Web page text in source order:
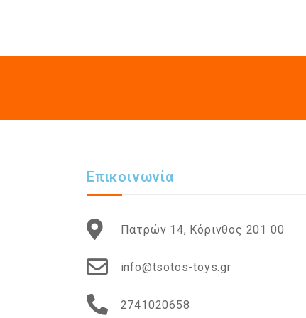
Επικοινωνία
Πατρών 14, Κόρινθος 201 00
info@tsotos-toys.gr
2741020658